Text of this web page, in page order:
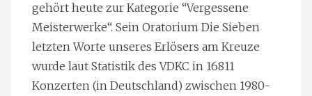
gehört heute zur Kategorie “Vergessene
Meisterwerke“. Sein Oratorium Die Sieben
letzten Worte unseres Erlösers am Kreuze
wurde laut Statistik des VDKC in 16811
Konzerten (in Deutschland) zwischen 1980-